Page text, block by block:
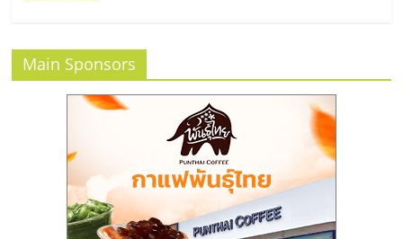
รน
ไชส์
แฟ
Main Sponsors